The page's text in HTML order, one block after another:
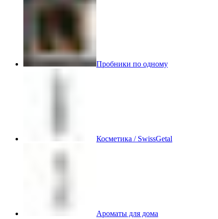
Пробники по одному
Косметика / SwissGetal
Ароматы для дома